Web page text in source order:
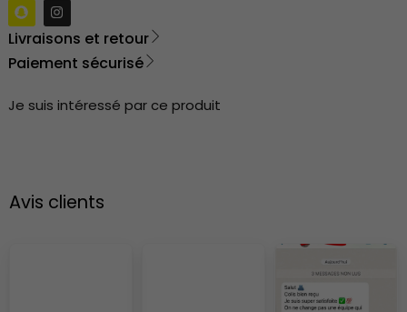
Livraisons et retour
Paiement sécurisé
Je suis intéressé par ce produit
Avis clients